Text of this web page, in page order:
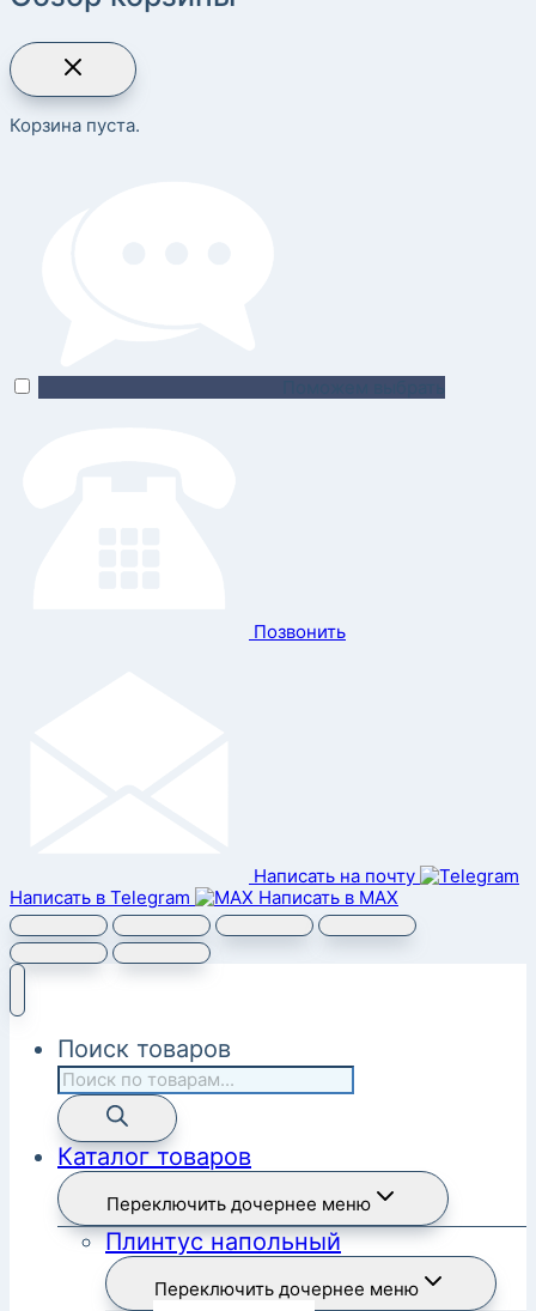
Корзина пуста.
Позвонить
Написать на почту
Написать в Telegram
Написать в MAX
Поиск товаров
Каталог товаров
Переключить дочернее меню
Плинтус напольный
Переключить дочернее меню